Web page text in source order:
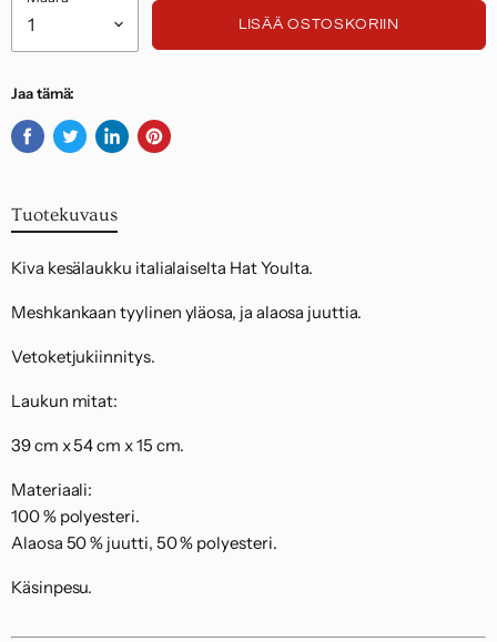
Noudatamme kuluttajasuojalakia.
LISÄÄ OSTOSKORIIN
Jaa tämä:
Jaa
Twiittaa
Jaa
Kiinnitä
Tuotekuvaus
Kiva kesälaukku italialaiselta Hat Youlta.
Meshkankaan tyylinen yläosa, ja alaosa juuttia.
Vetoketjukiinnitys.
Laukun mitat:
39 cm x 54 cm x 15 cm.
Materiaali:
100 % polyesteri.
Alaosa 50 % juutti, 50 % polyesteri.
Käsinpesu.